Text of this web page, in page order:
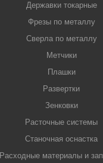
Державки токарные
Фрезы по металлу
Сверла по металлу
Метчики
Плашки
Развертки
Зенковки
Расточные системы
Станочная оснастка
Расходные материалы и